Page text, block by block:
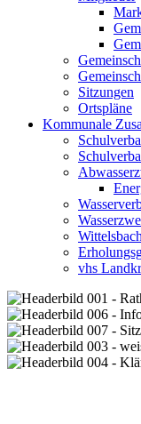
Sitzungen
Ortspläne
Kommunale
vhs